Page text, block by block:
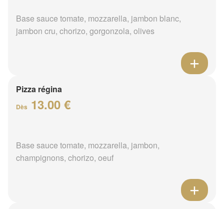
Base sauce tomate, mozzarella, jambon blanc,
jambon cru, chorizo, gorgonzola, olives
Pizza régina
Dès 13.00 €
Base sauce tomate, mozzarella, jambon,
champignons, chorizo, oeuf